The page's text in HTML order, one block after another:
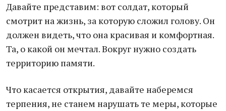
Давайте представим: вот солдат, который
смотрит на жизнь, за которую сложил голову. Он
должен видеть, что она красивая и комфортная.
Та, о какой он мечтал. Вокруг нужно создать
территорию памяти.
Что касается открытия, давайте наберемся
терпения, не станем нарушать те меры, которые